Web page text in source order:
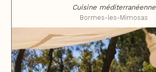
Cuisine méditerranéenne
Bormes-les-Mimosas